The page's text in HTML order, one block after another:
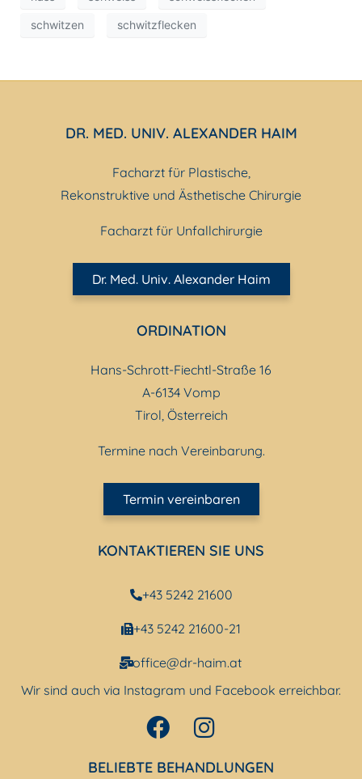
schwitzen schwitzflecken
DR. MED. UNIV. ALEXANDER HAIM
Facharzt für Plastische,
Rekonstruktive und Ästhetische Chirurgie
Facharzt für Unfallchirurgie
Dr. Med. Univ. Alexander Haim
ORDINATION
Hans-Schrott-Fiechtl-Straße 16
A-6134 Vomp
Tirol, Österreich
Termine nach Vereinbarung.
Termin vereinbaren
KONTAKTIEREN SIE UNS
+43 5242 21600
+43 5242 21600-21
office@dr-haim.at
Wir sind auch via Instagram und Facebook erreichbar.
BELIEBTE BEHANDLUNGEN